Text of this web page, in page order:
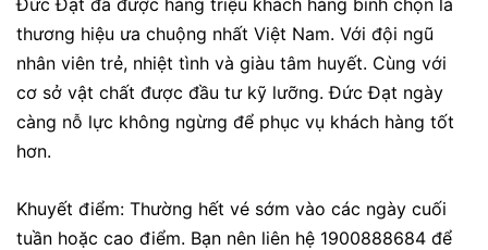
Đức Đạt đã được hàng triệu khách hàng bình chọn là
thương hiệu ưa chuộng nhất Việt Nam. Với đội ngũ
nhân viên trẻ, nhiệt tình và giàu tâm huyết. Cùng với
cơ sở vật chất được đầu tư kỹ lưỡng. Đức Đạt ngày
càng nỗ lực không ngừng để phục vụ khách hàng tốt
hơn.
Khuyết điểm: Thường hết vé sớm vào các ngày cuối
tuần hoặc cao điểm. Bạn nên liên hệ 1900888684 để